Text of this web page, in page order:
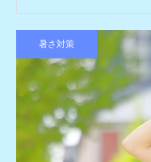
暑さ対策